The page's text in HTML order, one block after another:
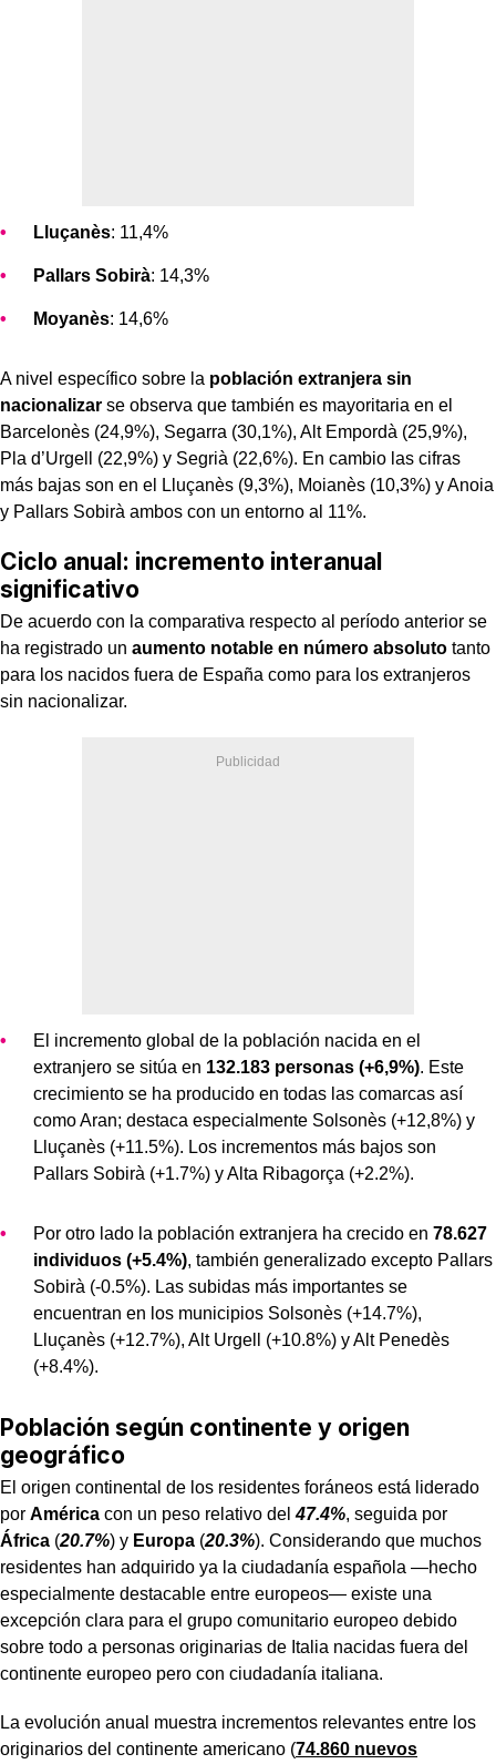
Lluçanès: 11,4%
Pallars Sobirà: 14,3%
Moyanès: 14,6%
A nivel específico sobre la población extranjera sin
nacionalizar se observa que también es mayoritaria en el
Barcelonès (24,9%), Segarra (30,1%), Alt Empordà (25,9%),
Pla d’Urgell (22,9%) y Segrià (22,6%). En cambio las cifras
más bajas son en el Lluçanès (9,3%), Moianès (10,3%) y Anoia
y Pallars Sobirà ambos con un entorno al 11%.
Ciclo anual: incremento interanual
significativo
De acuerdo con la comparativa respecto al período anterior se
ha registrado un aumento notable en número absoluto tanto
para los nacidos fuera de España como para los extranjeros
sin nacionalizar.
El incremento global de la población nacida en el
extranjero se sitúa en 132.183 personas (+6,9%). Este
crecimiento se ha producido en todas las comarcas así
como Aran; destaca especialmente Solsonès (+12,8%) y
Lluçanès (+11.5%). Los incrementos más bajos son
Pallars Sobirà (+1.7%) y Alta Ribagorça (+2.2%).
Por otro lado la población extranjera ha crecido en 78.627
individuos (+5.4%), también generalizado excepto Pallars
Sobirà (-0.5%). Las subidas más importantes se
encuentran en los municipios Solsonès (+14.7%),
Lluçanès (+12.7%), Alt Urgell (+10.8%) y Alt Penedès
(+8.4%).
Población según continente y origen
geográfico
El origen continental de los residentes foráneos está liderado
por América con un peso relativo del47.4%, seguida por
África (20.7%) y Europa (20.3%). Considerando que muchos
residentes han adquirido ya la ciudadanía española —hecho
especialmente destacable entre europeos— existe una
excepción clara para el grupo comunitario europeo debido
sobre todo a personas originarias de Italia nacidas fuera del
continente europeo pero con ciudadanía italiana.
La evolución anual muestra incrementos relevantes entre los
originarios del continente americano (74.860 nuevos